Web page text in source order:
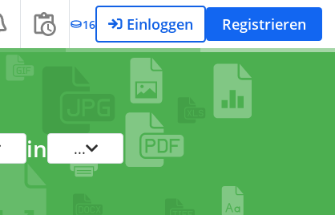
16 Einloggen Registrieren
in ...